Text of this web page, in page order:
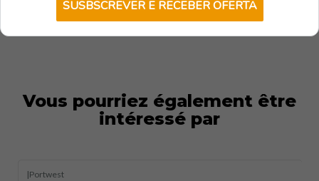
Vous pourriez également être
intéressé par
|Portwest
SUSBSCREVER E RECEBER OFERTA